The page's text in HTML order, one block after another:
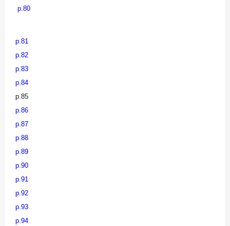
p.80
p.81
p.82
p.83
p.84
p.85
p.86
p.87
p.88
p.89
p.90
p.91
p.92
p.93
p.94